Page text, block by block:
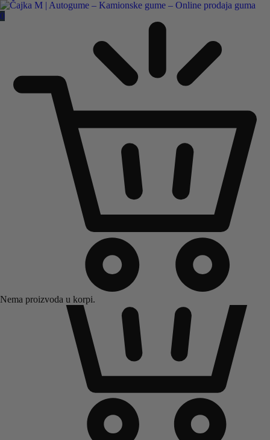
+381 32 5461 011 ili nam pišite: office@cajkam.rs
KAKO DO NAS
0
Nema proizvoda u korpi.